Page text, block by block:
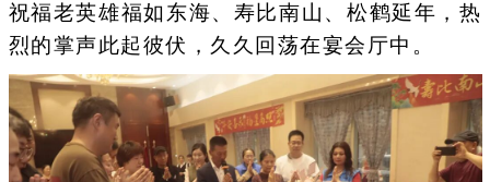
祝福老英雄福如东海、寿比南山、松鹤延年，热
烈的掌声此起彼伏，久久回荡在宴会厅中。